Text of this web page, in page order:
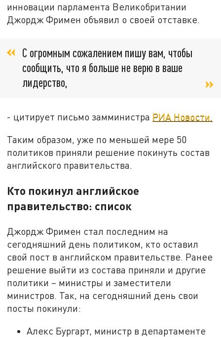
инновации парламента Великобритании
Джордж Фримен объявил о своей отставке.
С огромным сожалением пишу вам, чтобы
сообщить, что я больше не верю в ваше
лидерство,
- цитирует письмо замминистра РИА Новости.
Таким образом, уже по меньшей мере 50
политиков приняли решение покинуть состав
английского правительства.
Кто покинул английское
правительство: список
Джордж Фримен стал последним на
сегодняшний день политиком, кто оставил
свой пост в английском правительстве. Ранее
решение выйти из состава приняли и другие
политики – министры и заместители
министров. Так, на сегодняшний день свои
посты покинули:
Алекс Бургарт, министр в департаменте